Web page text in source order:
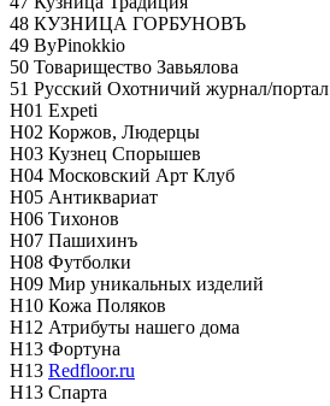
48 КУЗНИЦА ГОРБУНОВЪ
49 ByPinokkio
50 Товарищество Завьялова
51 Русский Охотничий журнал/портал
Н01 Expeti
Н02 Коржов, Людерцы
Н03 Кузнец Спорышев
Н04 Московский Арт Клуб
Н05 Антиквариат
Н06 Тихонов
Н07 Пашихинъ
Н08 Футболки
Н09 Мир уникальных изделий
Н10 Кожа Поляков
Н12 Атрибуты нашего дома
Н13 Фортуна
Н13 Redfloor.ru
Н13 Спарта